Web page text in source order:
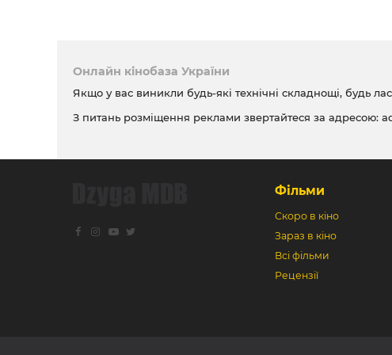
Онлайн кінобаза України
Якщо у вас виникли будь-які технічні складнощі, будь
З питань розміщення реклами звертайтеся за адресою:
Фільми
Скоро в кіно
Зараз в кіно
Всі фільми
Рецензії